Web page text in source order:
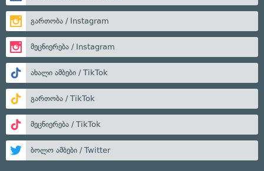
გართობა / Instagram
მეცნიერება / Instagram
ახალი ამბები / TikTok
გართობა / TikTok
მეცნიერება / TikTok
ბოლო ამბები / Twitter